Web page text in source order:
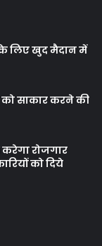
लिए खुद मैदान में
साकार करने की
रोजगार
को दिये